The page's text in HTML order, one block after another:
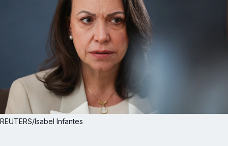
REUTERS/Isabel Infantes